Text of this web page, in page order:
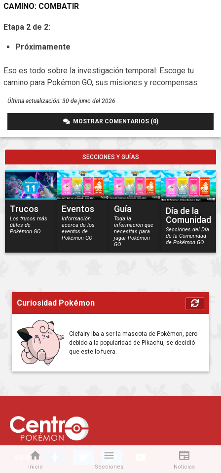
CAMINO: COMBATIR
Etapa 2 de 2:
Próximamente
Eso es todo sobre la investigación temporal: Escoge tu
camino para Pokémon GO, sus misiones y recompensas.
Última actualización: 30 de junio del 2026
MOSTRAR COMENTARIOS (0)
Inicio Secciones Noticias
SECCIONES Y GUÍAS
Trucos
Los trucos más
útiles de
Pokémon GO.
Eventos
Información
acerca de los
eventos de
Pokémon GO
Guía
Toda la
información que
necesitas para
jugar Pokémon
GO.
Día de la
Comunidad
Secciones del Día
de la Comunidad
de Pokémon GO.
Curiosidad Pokémon
Clefairy iba a ser la mascota de Pokémon, pero
debido a la popularidad de Pikachu, se decidió
que este lo fuera.
SÍGUENOS